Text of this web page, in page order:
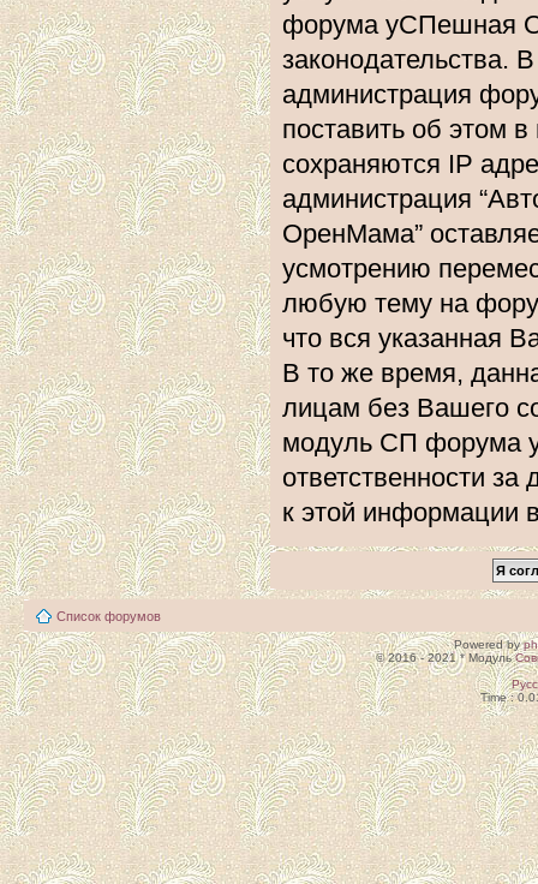
форума уСПешная
законодательства.
администрация
поставить об этом
сохраняются IP
администрация
ОренМама”
усмотрению
любую тему на
что вся указанная
В то же время,
лицам без Вашего
модуль СП форума
ответственности за
к этой информации
Список форумов
Powered by
© 2016 - 2021 * Модуль
Time :